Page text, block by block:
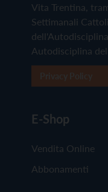
Vita Trentina,
Settimanali
Autodisciplina
E-Shop
Vendita Online
Abbonamenti